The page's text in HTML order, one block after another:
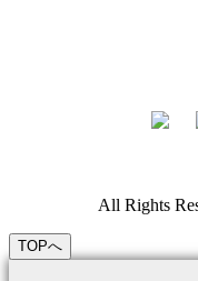
All Rights
TOPへ